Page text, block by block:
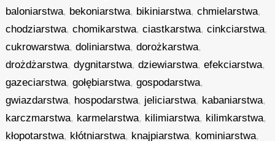
baloniarstwa, bekoniarstwa, bikiniarstwa,chmielarstwa,
chodziarstwa,chomikarstwa,ciastkarstwa,cinkciarstwa,
cukrowarstwa,doliniarstwa,dorożkarstwa,
drożdżarstwa,dygnitarstwa,dziewiarstwa,efekciarstwa,
gazeciarstwa,gołębiarstwa,gospodarstwa,
gwiazdarstwa, hospodarstwa, jeliciarstwa, kabaniarstwa,
karczmarstwa, karmelarstwa, kilimiarstwa, kilimkarstwa,
kłopotarstwa, kłótniarstwa, knajpiarstwa, kominiarstwa,